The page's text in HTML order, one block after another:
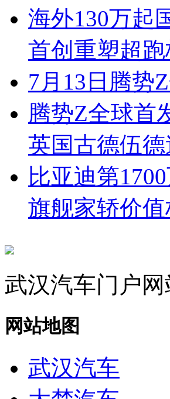
海外130万起
首创重塑超跑
7月13日腾势
腾势Z全球首
英国古德伍
比亚迪第
旗舰家轿价
武汉汽车门户网
网站地图
武汉汽车